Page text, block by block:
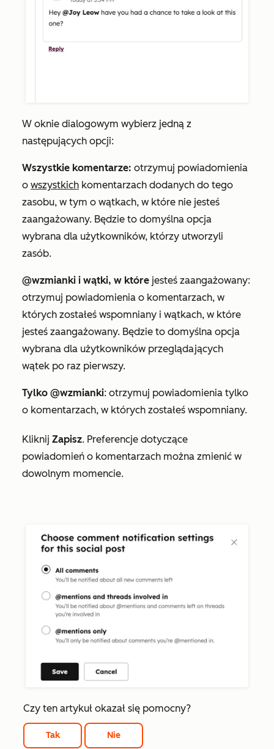
W oknie dialogowym wybierz jedną z
następujących opcji:
Wszystkie komentarze: otrzymuj powiadomienia
o wszystkich komentarzach dodanych do tego
zasobu, w tym o wątkach, w które nie jesteś
zaangażowany. Będzie to domyślna opcja
wybrana dla użytkowników, którzy utworzyli
zasób.
@wzmianki i wątki, w które jesteś zaangażowany:
otrzymuj powiadomienia o komentarzach, w
których zostałeś wspomniany i wątkach, w które
jesteś zaangażowany. Będzie to domyślna opcja
wybrana dla użytkowników przeglądających
wątek po raz pierwszy.
Tylko @wzmianki: otrzymuj powiadomienia tylko
o komentarzach, w których zostałeś wspomniany.
Kliknij Zapisz. Preferencje dotyczące
powiadomień o komentarzach można zmienić w
dowolnym momencie.
Czy ten artykuł okazał się pomocny?
Tak Nie